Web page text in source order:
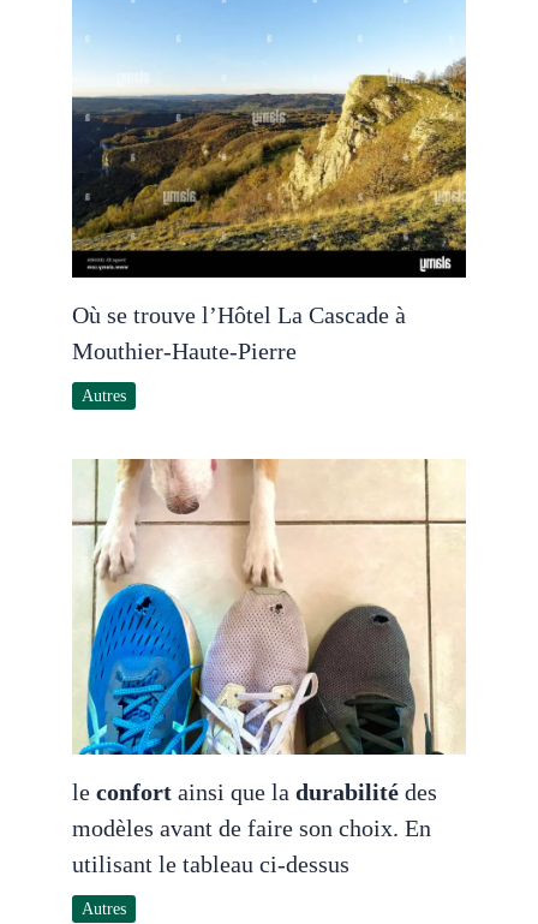
Où se trouve l’Hôtel La Cascade à
Mouthier-Haute-Pierre
Autres
le confort ainsi que la durabilité des
modèles avant de faire son choix. En
utilisant le tableau ci-dessus
Autres